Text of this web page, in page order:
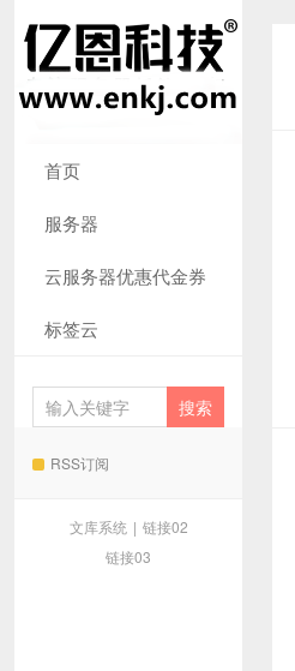
首页
服务器
云服务器优惠代金券
标签云
RSS订阅
文库系统 | 链接02
链接03